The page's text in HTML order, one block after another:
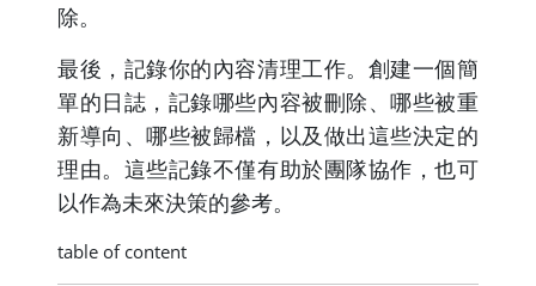
除。
最後，記錄你的內容清理工作。創建一個簡
單的日誌，記錄哪些內容被刪除、哪些被重
新導向、哪些被歸檔，以及做出這些決定的
理由。這些記錄不僅有助於團隊協作，也可
以作為未來決策的參考。
table of content